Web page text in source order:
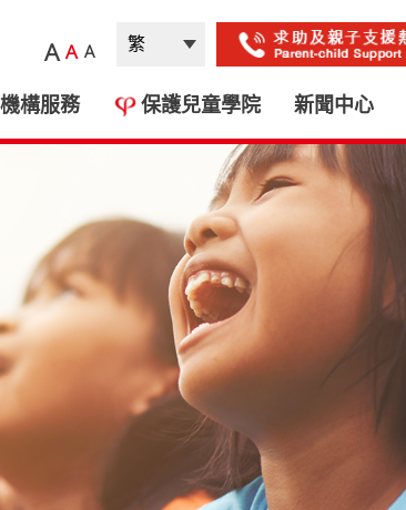
A A A
機構服務 保護兒童學院 新聞中心